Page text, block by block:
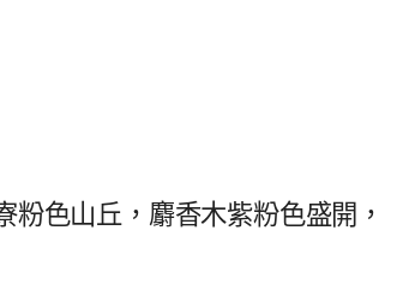
粉色山丘，麝香木紫粉色盛開，